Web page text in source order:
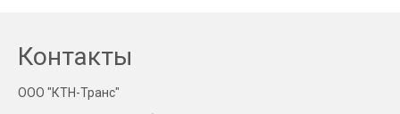
Контакты
ООО "КТН-Транс"